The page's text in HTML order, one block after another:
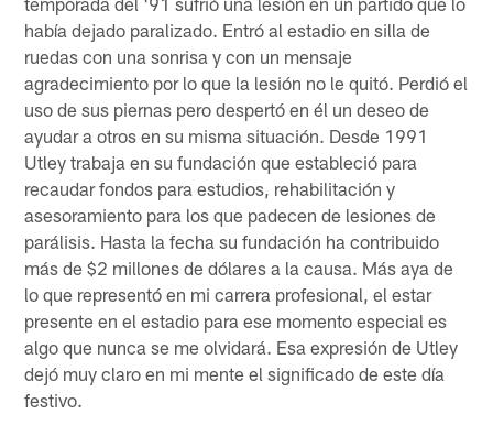
había dejado paralizado. Entró al estadio en silla de
ruedas con una sonrisa y con un mensaje
agradecimiento por lo que la lesión no le quitó. Perdió el
uso de sus piernas pero despertó en él un deseo de
ayudar a otros en su misma situación. Desde 1991
Utley trabaja en su fundación que estableció para
recaudar fondos para estudios, rehabilitación y
asesoramiento para los que padecen de lesiones de
parálisis. Hasta la fecha su fundación ha contribuido
más de $2 millones de dólares a la causa. Más aya de
lo que representó en mi carrera profesional, el estar
presente en el estadio para ese momento especial es
algo que nunca se me olvidará. Esa expresión de Utley
dejó muy claro en mi mente el significado de este día
festivo.